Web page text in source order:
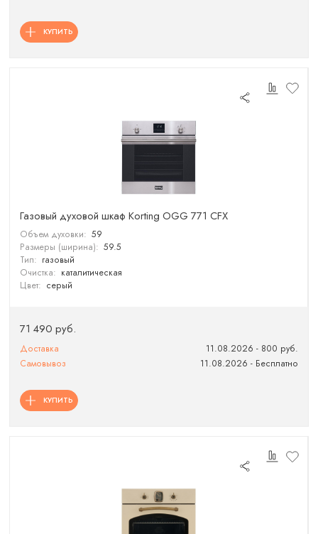
КУПИТЬ
Газовый духовой шкаф Korting OGG 771 CFX
Объем духовки: 59
Размеры (ширина): 59.5
Тип: газовый
Очистка: каталитическая
Цвет: серый
71 490 руб.
Доставка
11.08.2026 - 800 руб.
Самовывоз
11.08.2026 - Бесплатно
КУПИТЬ